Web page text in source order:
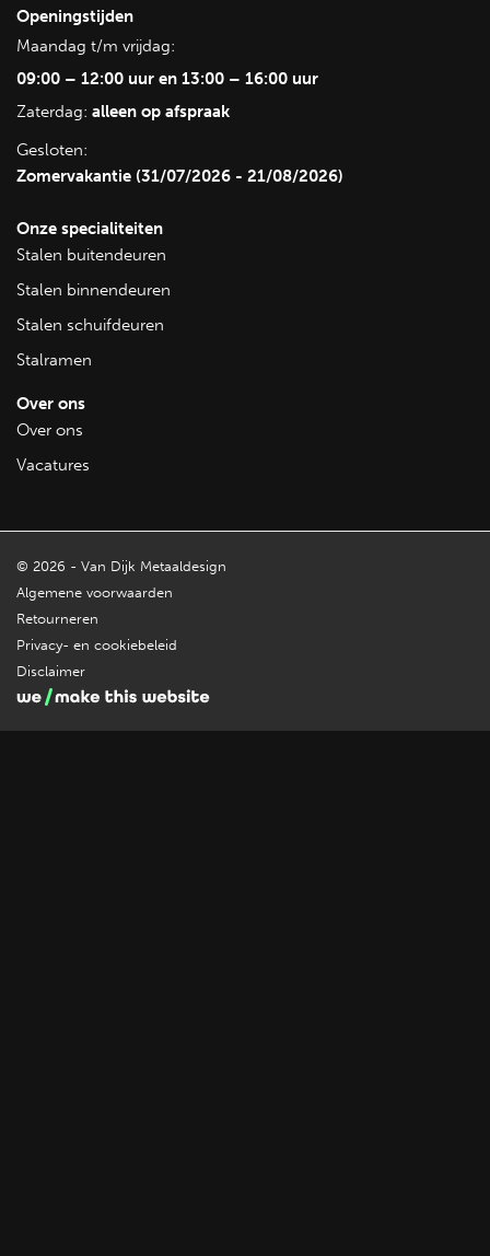
Openingstijden
Maandag t/m vrijdag:
09:00 – 12:00 uur en 13:00 – 16:00 uur
Zaterdag: alleen op afspraak
Gesloten:
Zomervakantie (31/07/2026 - 21/08/2026)
Onze specialiteiten
Stalen buitendeuren
Stalen binnendeuren
Stalen schuifdeuren
Stalramen
Over ons
Over ons
Vacatures
© 2026 - Van Dijk Metaaldesign
Algemene voorwaarden
Retourneren
Privacy- en cookiebeleid
Disclaimer